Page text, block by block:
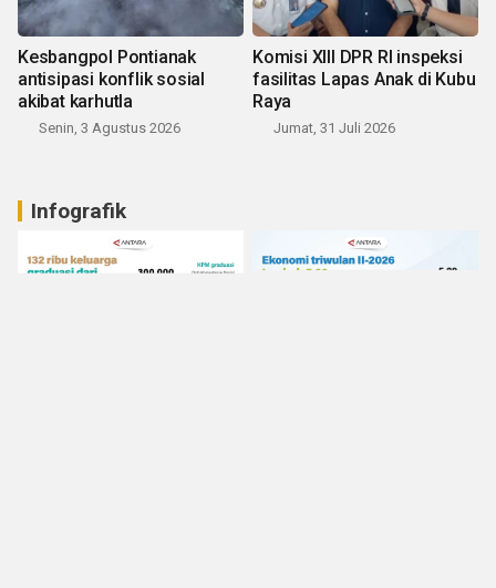
Kesbangpol Pontianak
antisipasi konflik sosial
akibat karhutla
Senin, 3 Agustus 2026
Komisi XIII DPR RI inspeksi
fasilitas Lapas Anak di Kubu
Raya
Jumat, 31 Juli 2026
Infografik